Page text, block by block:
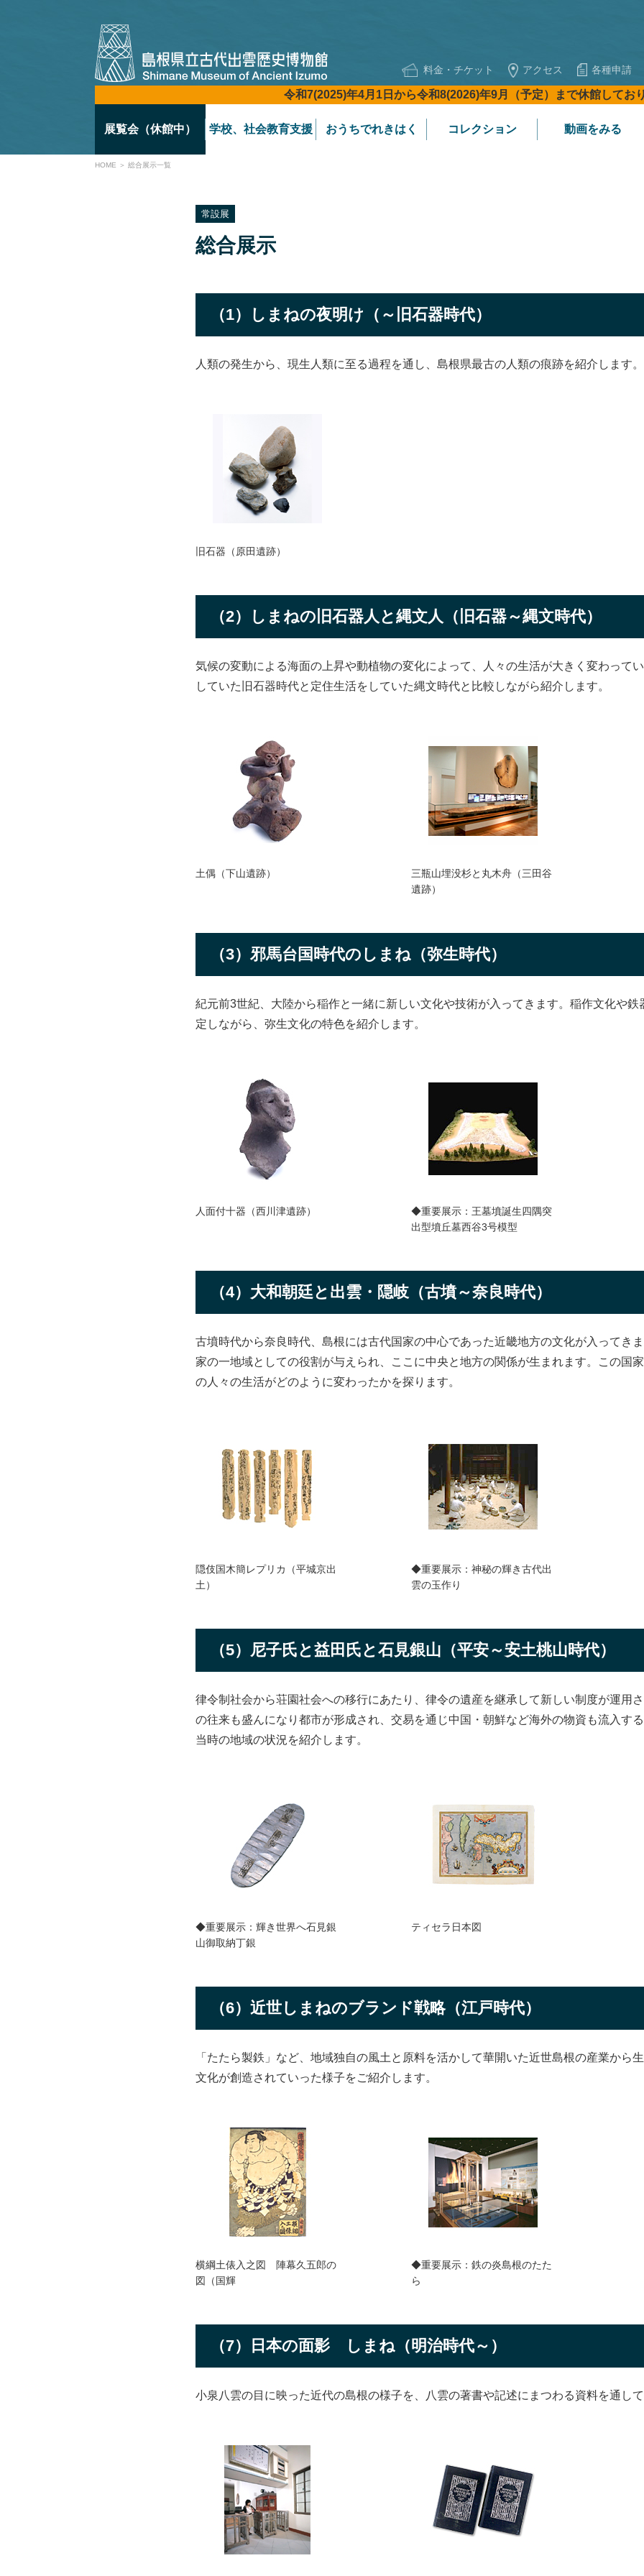
料金・チケット アクセス 各種申請
令和7(2025)年4月1日から令和8(2026)年9月（予定）まで休館しており
展覧会（休館中） 学校、社会教育支援 おうちでれきはく コレクション 動画をみる
HOME ＞ 総合展示一覧
常設展
総合展示
（1）しまねの夜明け（～旧石器時代）
人類の発生から、現生人類に至る過程を通し、島根県最古の人類の痕跡を紹介します。
旧石器（原田遺跡）
（2）しまねの旧石器人と縄文人（旧石器～縄文時代）
気候の変動による海面の上昇や動植物の変化によって、人々の生活が大きく変わって
していた旧石器時代と定住生活をしていた縄文時代と比較しながら紹介します。
土偶（下山遺跡）
三瓶山埋没杉と丸木舟（三田谷
遺跡）
（3）邪馬台国時代のしまね（弥生時代）
紀元前3世紀、大陸から稲作と一緒に新しい文化や技術が入ってきます。稲作文化や鉄
定しながら、弥生文化の特色を紹介します。
人面付十器（西川津遺跡）
◆重要展示：王墓墳誕生四隅突
出型墳丘墓西谷3号模型
（4）大和朝廷と出雲・隠岐（古墳～奈良時代）
古墳時代から奈良時代、島根には古代国家の中心であった近畿地方の文化が入ってき
家の一地域としての役割が与えられ、ここに中央と地方の関係が生まれます。この国
の人々の生活がどのように変わったかを探ります。
隠伎国木簡レプリカ（平城京出
土）
◆重要展示：神秘の輝き古代出
雲の玉作り
（5）尼子氏と益田氏と石見銀山（平安～安土桃山時代）
律令制社会から荘園社会への移行にあたり、律令の遺産を継承して新しい制度が運用
の往来も盛んになり都市が形成され、交易を通じ中国・朝鮮など海外の物資も流入す
当時の地域の状況を紹介します。
◆重要展示：輝き世界へ石見銀
山御取納丁銀
ティセラ日本図
（6）近世しまねのブランド戦略（江戸時代）
「たたら製鉄」など、地域独自の風土と原料を活かして華開いた近世島根の産業から
文化が創造されていった様子をご紹介します。
横綱土俵入之図 陣幕久五郎の
図（国輝
◆重要展示：鉄の炎島根のたた
ら
（7）日本の面影 しまね（明治時代～）
小泉八雲の目に映った近代の島根の様子を、八雲の著書や記述にまつわる資料を通して